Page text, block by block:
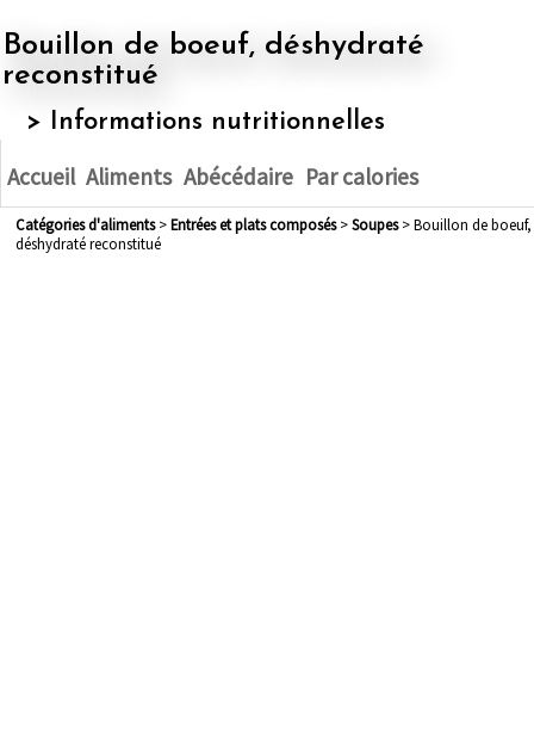
Bouillon de boeuf, déshydraté
reconstitué
> Informations nutritionnelles
Accueil Aliments Abécédaire Par calories
Catégories d'aliments> entrées et plats composés> soupes> Bouillon de boeuf,
déshydraté reconstitué